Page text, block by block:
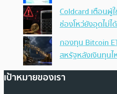
Coldcard เตือนผู้
ช่องโหว่ยังอุดไม่ไ
กองทุน Bitcoin
สหรัฐหลังเงินทุน
เป้าหมายของเรา